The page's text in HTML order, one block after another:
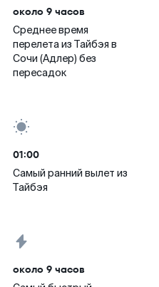
около 9 часов
Среднее время
перелета из Тайбэя в
Сочи (Адлер) без
пересадок
01:00
Самый ранний вылет из
Тайбэя
около 9 часов